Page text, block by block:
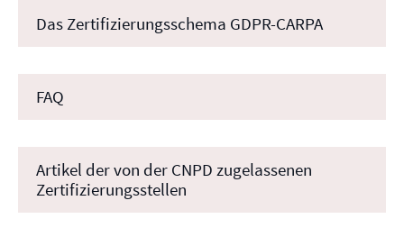
Das Zertifizierungsschema GDPR-CARPA
FAQ
Artikel der von der CNPD zugelassenen
Zertifizierungsstellen